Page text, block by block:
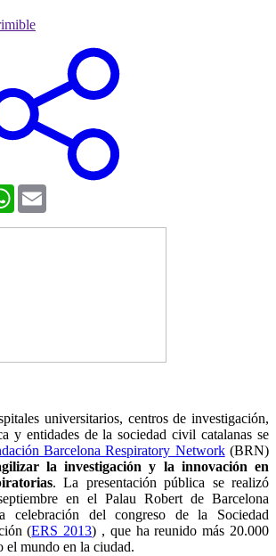
WhatsApp
universitarios, centros de investigación,
y entidades de la sociedad civil catalanas se
Barcelona Respiratory Network(BRN)
la investigación y la innovación en
. La presentación pública se realizó
en el Palau Robert de Barcelona
celebración del congreso de la Sociedad
(ERS 2013) , que ha reunido más 20.000
el mundo en la ciudad.